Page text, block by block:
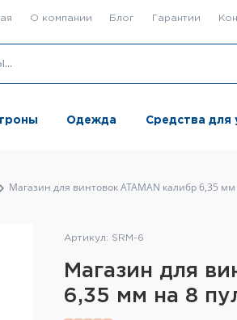
О компании Блог Гарантии
Одежда Средства для
Магазин для винтовок ATAMAN калибр 6,35
Артикул: SRM-6
Магазин для
6,35 мм на 8